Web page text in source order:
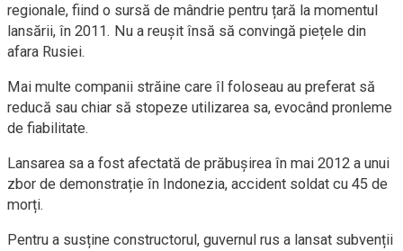
regionale, fiind o sursă de mândrie pentru țară la momentul
lansării, în 2011. Nu a reușit însă să convingă piețele din
afara Rusiei.
Mai multe companii străine care îl foloseau au preferat să
reducă sau chiar să stopeze utilizarea sa, evocând pronleme
de fiabilitate.
Lansarea sa a fost afectată de prăbușirea în mai 2012 a unui
zbor de demonstrație în Indonezia, accident soldat cu 45 de
morți.
Pentru a susține constructorul, guvernul rus a lansat subvenții